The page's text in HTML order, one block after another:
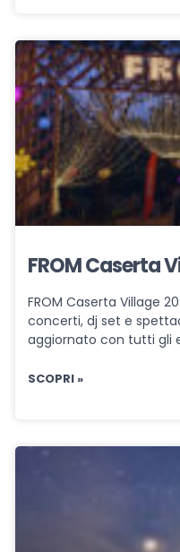
FROM Caserta
FROM Caserta Village
concerti, dj set e
aggiornato con tutti gli
SCOPRI »